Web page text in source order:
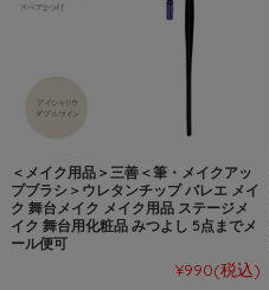
＜メイク用品＞三善＜筆・メイクアッ
プブラシ＞ウレタンチップ バレエ メイ
ク 舞台メイク メイク用品 ステージメ
イク 舞台用化粧品 みつよし 5点までメ
ール便可
¥990(税込)